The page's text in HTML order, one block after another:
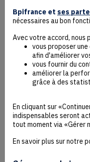
Données personnelles
Contact
Mentions Légales
CGU
Protection des données
Bpifrance et ses
nécessaires au bon
Avec votre accord, nous
vous proposer
afin d'améliorer
vous fournir du
améliorer la
grâce à des
En cliquant sur
indispensables seront
tout moment via «Gérer
En savoir plus sur notre